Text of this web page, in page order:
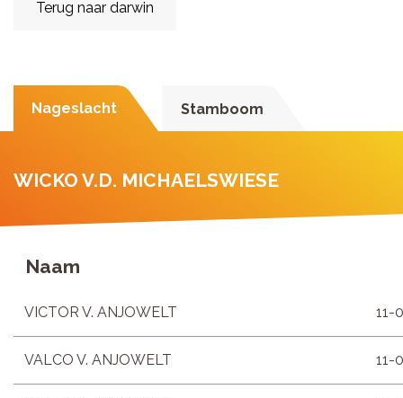
Terug naar darwin
Nageslacht Stamboom
WICKO V.D. MICHAELSWIESE
Naam
VICTOR V. ANJOWELT 11-
VALCO V. ANJOWELT 11-